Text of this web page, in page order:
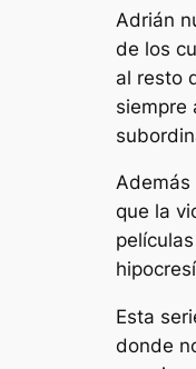
Adrián
de los
al resto
siempre
Además
que la
Esta
donde